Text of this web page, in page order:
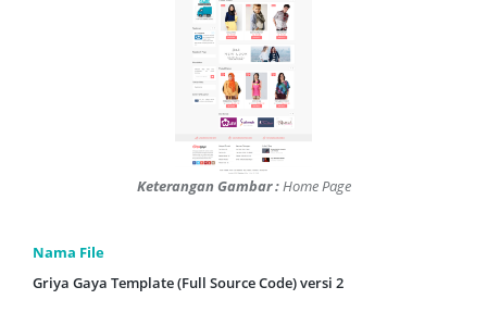
Keterangan Gambar :Home Page
Nama File
Griya Gaya Template (Full Source Code) versi 2